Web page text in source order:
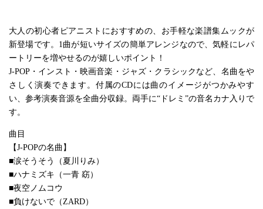
大人の初心者ピアニストにおすすめの、お手軽な楽譜集ムックが
新登場です。1曲が短いサイズの簡単アレンジなので、気軽にレパ
ートリーを増やせるのが嬉しいポイント！
J-POP・インスト・映画音楽・ジャズ・クラシックなど、名曲をや
さしく演奏できます。付属のCDには曲のイメージがつかみやす
い、参考演奏音源を全曲分収録。両手に“ドレミ”の音名カナ入りで
す。
曲目
【J-POPの名曲】
■涙そうそう（夏川りみ）
■ハナミズキ（一青 窈）
■夜空ノムコウ
■負けないで（ZARD）